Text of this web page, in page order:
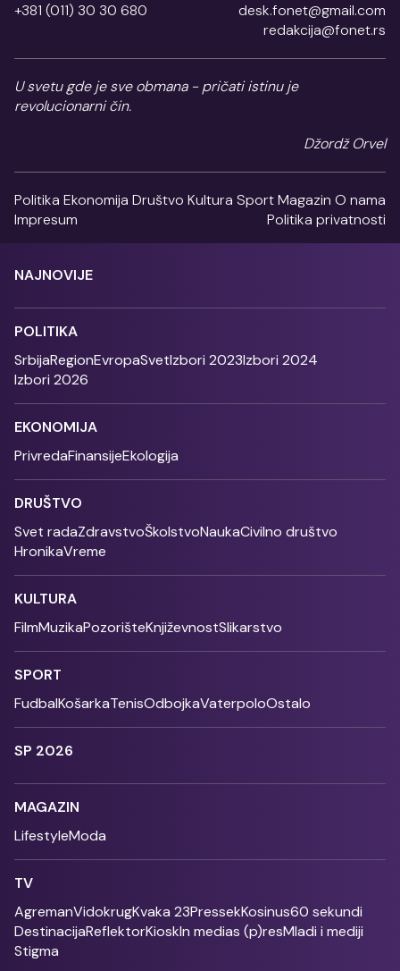
+381 (011) 30 30 680
desk.fonet@gmail.com
redakcija@fonet.rs
U svetu gde je sve obmana - pričati istinu je
revolucionarni čin.
Džordž Orvel
Politika Ekonomija Društvo Kultura SportMagazin O nama
Impresum
Politika privatnosti
NAJNOVIJE
POLITIKA
SrbijaRegionEvropaSvetIzbori 2023Izbori 2024
Izbori 2026
EKONOMIJA
PrivredaFinansijeEkologija
DRUŠTVO
Svet radaZdravstvoŠkolstvoNaukaCivilno društvo
HronikaVreme
KULTURA
FilmMuzikaPozorišteKnjiževnostSlikarstvo
SPORT
FudbalKošarkaTenisOdbojkaVaterpoloOstalo
SP 2026
MAGAZIN
LifestyleModa
TV
AgremanVidokrugKvaka 23PressekKosinus60 sekundi
DestinacijaReflektorKioskIn medias (p)resMladi i mediji
Stigma